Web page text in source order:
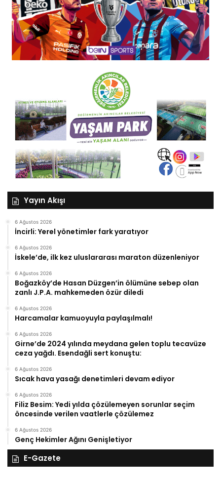
Yayın Akışı
6 Ağustos 2026
İncirli: Yerel yönetimler fark yaratıyor
6 Ağustos 2026
İskele’de, ilk kez uluslararası maraton düzenleniyor
6 Ağustos 2026
Boğazköy’de Hasan Düzgen’in ölümüne sebep olan
zanlı J.P.A. mahkemeden özür diledi
6 Ağustos 2026
Harcamalar kamuoyuyla paylaşılmalı!
6 Ağustos 2026
Girne’de 2024 yılında meydana gelen toplu tecavüze
ceza yağdı. Esendağli sert konuştu:
6 Ağustos 2026
Sıcak hava yasağı denetimleri devam ediyor
6 Ağustos 2026
Filiz Besim: Yedi yılda çözülemeyen sorunlar seçim
öncesinde verilen vaatlerle çözülemez
6 Ağustos 2026
Genç Hekimler Ağını Genişletiyor
E-Gazete